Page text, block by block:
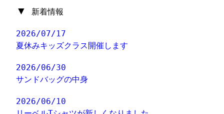
▼ 新着情報
2026/07/17
夏休みキッズクラス開催します
2026/06/30
サンドバッグの中身
2026/06/10